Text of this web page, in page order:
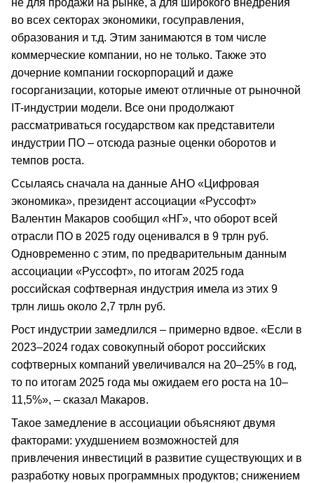
не для продажи на рынке, а для широкого внедрения
во всех секторах экономики, госуправления,
образования и т.д. Этим занимаются в том числе
коммерческие компании, но не только. Также это
дочерние компании госкорпораций и даже
госорганизации, которые имеют отличные от рыночной
IT-индустрии модели. Все они продолжают
рассматриваться государством как представители
индустрии ПО – отсюда разные оценки оборотов и
темпов роста.
Ссылаясь сначала на данные АНО «Цифровая
экономика», президент ассоциации «Руссофт»
Валентин Макаров сообщил «НГ», что оборот всей
отрасли ПО в 2025 году оценивался в 9 трлн руб.
Одновременно с этим, по предварительным данным
ассоциации «Руссофт», по итогам 2025 года
российская софтверная индустрия имела из этих 9
трлн лишь около 2,7 трлн руб.
Рост индустрии замедлился – примерно вдвое. «Если в
2023–2024 годах совокупный оборот российских
софтверных компаний увеличивался на 20–25% в год,
то по итогам 2025 года мы ожидаем его роста на 10–
11,5%», – сказал Макаров.
Такое замедление в ассоциации объясняют двумя
факторами: ухудшением возможностей для
привлечения инвестиций в развитие существующих и в
разработку новых программных продуктов; снижением